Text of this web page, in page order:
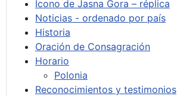
Icono de Jasna Gora – réplica
Noticias - ordenado por país
Historia
Oración de Consagración
Horario
Polonia
Reconocimientos y testimonios